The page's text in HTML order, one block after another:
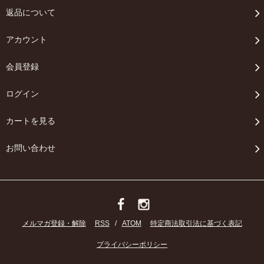
返品について
アカウント
会員登録
ログイン
カートを見る
お問い合わせ
メルマガ登録・解除 RSS / ATOM 特定商法取引法に基づく表記
プライバシーポリシー